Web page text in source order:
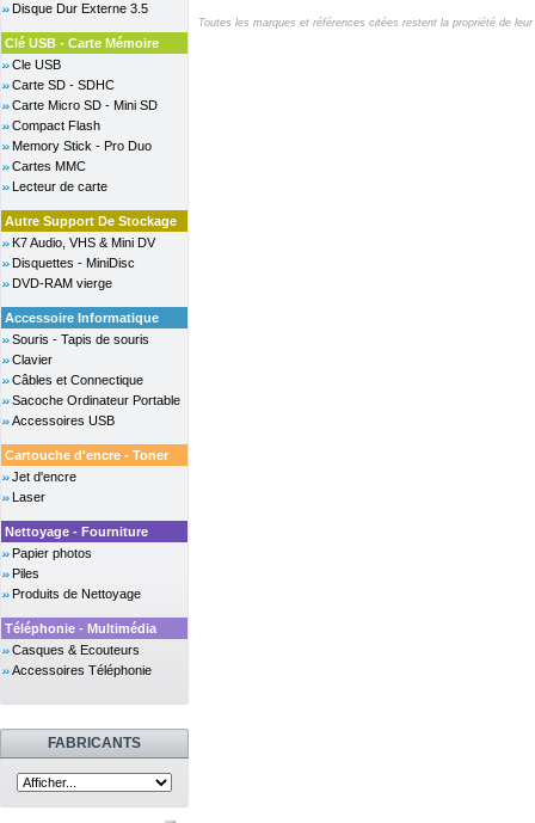
Disque Dur Externe 3.5
Clé USB - Carte Mémoire
Cle USB
Carte SD - SDHC
Carte Micro SD - Mini SD
Compact Flash
Memory Stick - Pro Duo
Cartes MMC
Lecteur de carte
Autre Support De Stockage
K7 Audio, VHS & Mini DV
Disquettes - MiniDisc
DVD-RAM vierge
Accessoire Informatique
Souris - Tapis de souris
Clavier
Câbles et Connectique
Sacoche Ordinateur Portable
Accessoires USB
Cartouche d'encre - Toner
Jet d'encre
Laser
Nettoyage - Fourniture
Papier photos
Piles
Produits de Nettoyage
Téléphonie - Multimédia
Casques & Ecouteurs
Accessoires Téléphonie
FABRICANTS
Toutes les marques et références citées restent la propriété de